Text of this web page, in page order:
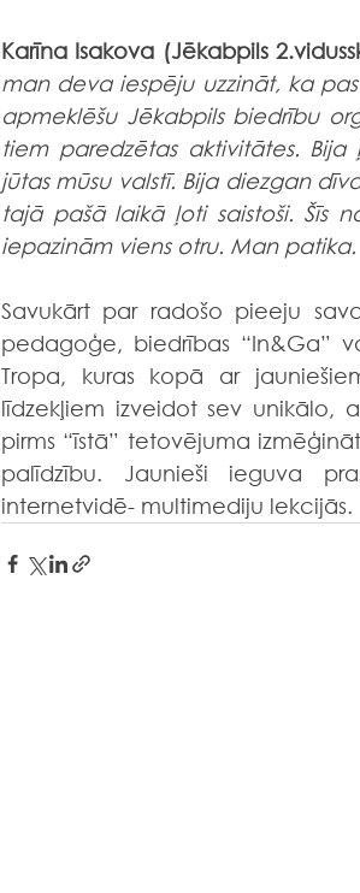
Karīna Isakova (Jēkabpils
man deva iespēju uzzināt, ka
apmeklēšu Jēkabpils biedrību
tiem paredzētas aktivitātes.
jūtas mūsu valstī. Bija diezgan
tajā pašā laikā ļoti saistoši. Šīs
iepazinām viens otru. Man patika.
Savukārt par radošo pieeju
pedagoģe, biedrības “In&Ga”
Tropa, kuras kopā ar
līdzekļiem izveidot sev unikālo,
pirms “īstā” tetovējuma
palīdzību. Jaunieši ieguva
internetvidē- multimediju lekcijās.